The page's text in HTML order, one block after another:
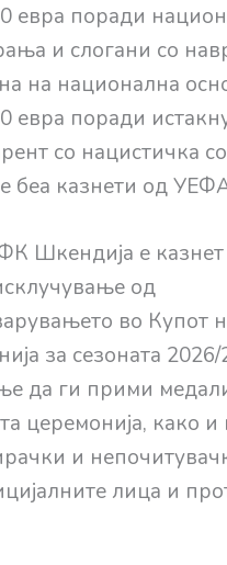
евра поради
и слогани со
на национална
евра поради
со нацистичка
беа казнети од
Шкендија е
од
во Купот
за сезоната
да ги прими
церемонија, како
и
лица и